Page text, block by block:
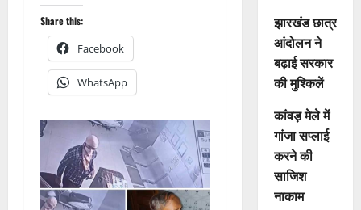
Share this:
Facebook
WhatsApp
झारखंड छात्र
आंदोलन ने
बढ़ाई सरकार
की मुश्किलें
कांवड़ मेले में
गांजा सप्लाई
करने की
साजिश
नाकाम